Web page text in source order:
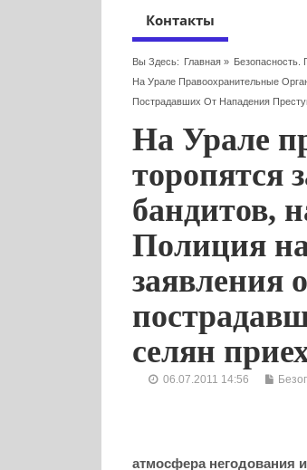
Контакты
Вы Здесь: Главная» Безопасность.
На Урале Правоохранительные
Пострадавших От Нападения
На Урале
торопятся
бандитов,
Полиция
заявления
селян
06.07.2011 14:56
атмосфера